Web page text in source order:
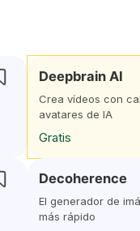
Deepbrain AI
Crea vídeos con
avatares de IA
Gratis
Decoherence
El generador de
más rápido